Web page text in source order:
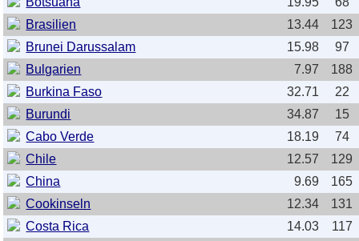
Brasilien
13.44
123
Brunei Darussalam
15.98
97
Bulgarien
7.97
188
Burkina Faso
32.71
22
Burundi
34.87
15
Cabo Verde
18.19
74
Chile
12.57
129
China
9.69
165
Cookinseln
12.34
131
Costa Rica
14.03
117